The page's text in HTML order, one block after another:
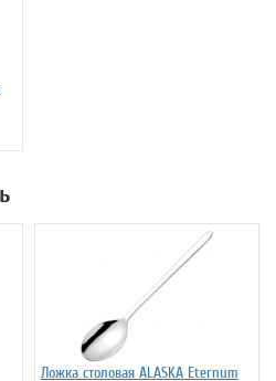
Ложка столовая ALASKA Eternum